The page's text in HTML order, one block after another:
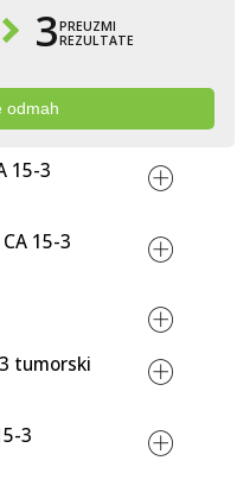
3PREUZMI
REZULTATE
odmah
15-3
15-3
tumorski
3